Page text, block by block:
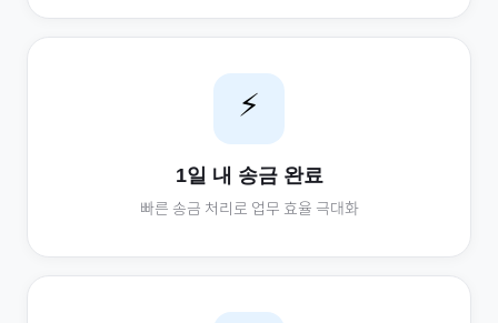
⚡
1일 내 송금 완료
빠른 송금 처리로 업무 효율 극대화